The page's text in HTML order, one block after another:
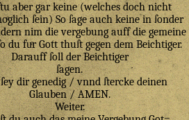
aber gar keine (welches doch nicht
ſein) So ſage auch keine in ſonder
nim die vergebung auff die gemeine
du fuͤr Gott thuſt gegen dem Beichtiger.
Darauff ſoll der Beichtiger
ſagen.
dir genedig / vnnd ſtercke deinen
Glauben / AMEN.
Weiter.